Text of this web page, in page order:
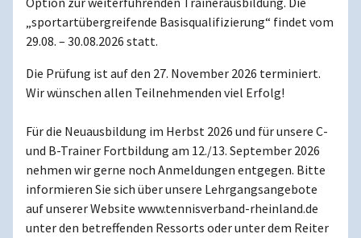
„sportartübergreifende Basisqualifizierung“ findet vom
29.08. – 30.08.2026 statt.
Die Prüfung ist auf den 27. November 2026 terminiert.
Wir wünschen allen Teilnehmenden viel Erfolg!
Für die Neuausbildung im Herbst 2026 und für unsere C-
und B-Trainer Fortbildung am 12./13. September 2026
nehmen wir gerne noch Anmeldungen entgegen. Bitte
informieren Sie sich über unsere Lehrgangsangebote
auf unserer Website www.tennisverband-rheinland.de
unter den betreffenden Ressorts oder unter dem Reiter